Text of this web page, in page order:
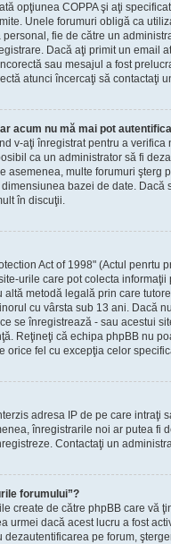
opţiunea COPPA şi aţi
Unele forumuri obligă ca
fie de către un
Dacă aţi primit un email
sau mesajul a fost
atunci încercaţi să contactaţi
acum nu mă mai pot
v-aţi înregistrat pentru a
ca un administrator să fi
asemenea, multe forumuri şterg
bazei de date. Dacă
în discuţii.
Act of 1998" (Actul penrtu
urile care pot colecta
metodă legală prin care
cu vârsta sub 13 ani. Dacă
se înregistrează - sau acestui
Reţineţi că echipa phpBB nu
orice fel cu excepţia celor
adresa IP de pe care intraţi
înregistrarile noi ar putea fi
Contactaţi un
forumului”?
create de către phpBB care vă
urmei dacă acest lucru a fost
pe forum,